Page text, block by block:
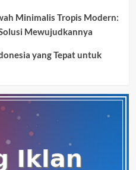
Minimalis Tropis Modern:
Mewujudkannya
yang Tepat untuk